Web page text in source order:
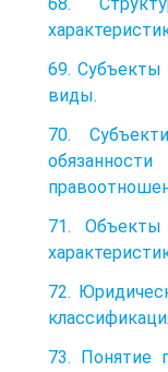
69. Субъекты
виды.
70.
71.
72.
73. Понятие